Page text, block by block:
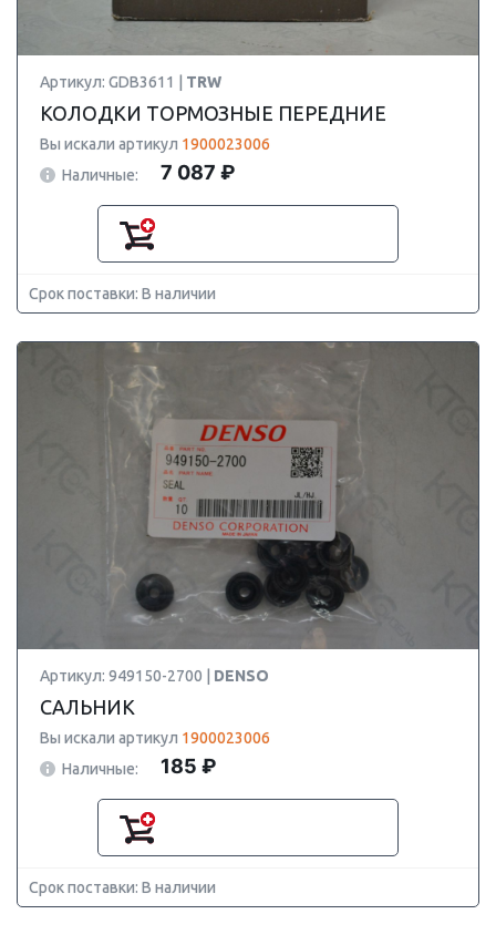
Артикул: GDB3611 | TRW
КОЛОДКИ ТОРМОЗНЫЕ ПЕРЕДНИЕ
Вы искали артикул 1900023006
Наличные:
7 087 ₽
Срок поставки: В наличии
Артикул: 949150-2700 | DENSO
САЛЬНИК
Вы искали артикул 1900023006
Наличные:
185 ₽
Срок поставки: В наличии